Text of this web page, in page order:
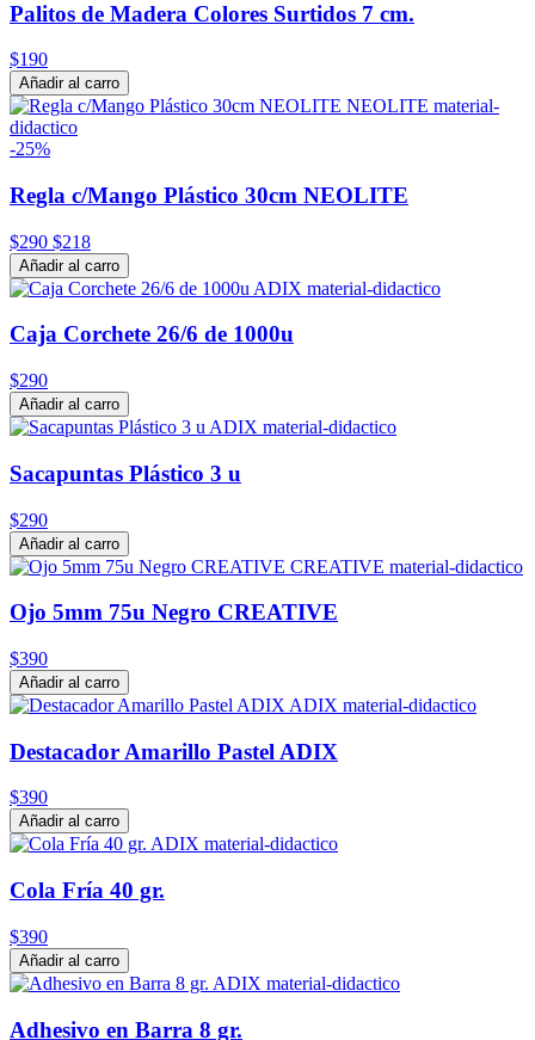
Palitos de Madera Colores Surtidos 7 cm.
$190
Añadir al carro
-25%
Regla c/Mango Plástico 30cm NEOLITE
$290 $218
Añadir al carro
Caja Corchete 26/6 de 1000u
$290
Añadir al carro
Sacapuntas Plástico 3 u
$290
Añadir al carro
Ojo 5mm 75u Negro CREATIVE
$390
Añadir al carro
Destacador Amarillo Pastel ADIX
$390
Añadir al carro
Cola Fría 40 gr.
$390
Añadir al carro
Adhesivo en Barra 8 gr.